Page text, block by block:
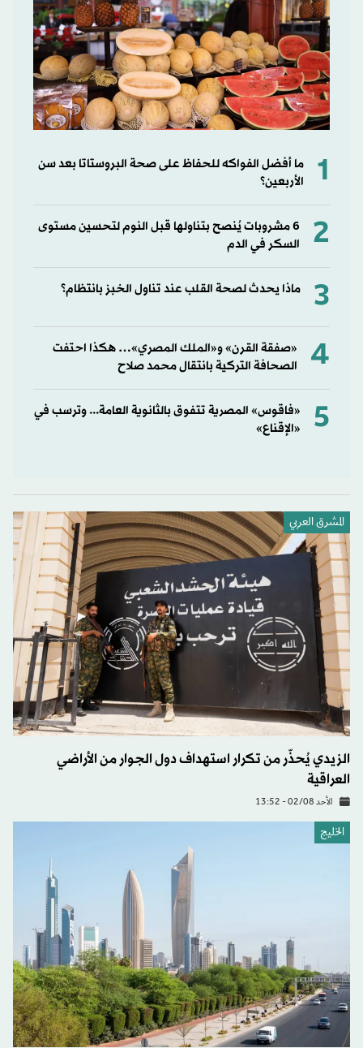
1
ما أفضل الفواكه للحفاظ على صحة البروستاتا بعد سن
الأربعين؟
2
6 مشروبات يُنصح بتناولها قبل النوم لتحسين مستوى
السكر في الدم
3 ماذا يحدث لصحة القلب عند تناول الخبز بانتظام؟
4
«صفقة القرن» و«الملك المصري»… هكذا احتفت
الصحافة التركية بانتقال محمد صلاح
5
«فاقوس» المصرية تتفوق بالثانوية العامة... وترسب في
«الإقناع»
المشرق العربي
الزيدي يُحذّر من تكرار استهداف دول الجوار من الأراضي
العراقية
الأحد 02/08 - 13:52
الخليج